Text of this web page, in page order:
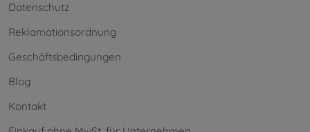
Datenschutz
Reklamationsordnung
Geschäftsbedingungen
Blog
Kontakt